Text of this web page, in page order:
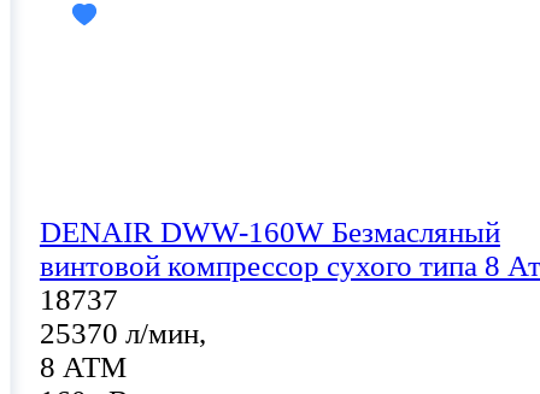
DENAIR DWW-160W Безмасляный
винтовой компрессор сухого типа 8
18737
25370 л/мин,
8 АТМ